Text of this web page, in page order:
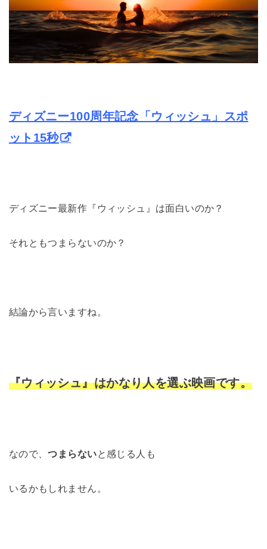
ディズニー100周年記念「ウィッシュ」スポ
ット15秒
ディズニー最新作『ウィッシュ』は面白いのか？
それともつまらないのか？
結論から言いますね。
『ウィッシュ』はかなり人を選ぶ映画です。
なので、つまらないと感じる人も
いるかもしれません。